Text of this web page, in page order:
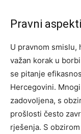
Pravni
U pravnom smislu,
važan korak u
se pitanje
Hercegovini.
zadovoljena, s
prošlosti često
rješenja. S